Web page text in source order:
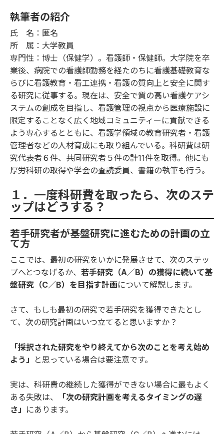
執筆者の紹介
氏 名：匿名
所 属：大学教員
専門性：博士（保健学）。看護師・保健師。大学院を卒
業後、病院での看護師勤務を経たのちに看護基礎教育な
らびに看護教育・看工連携・看護の質向上と安全に関す
る研究に従事する。現在は、安全で質の高い看護ケアシ
ステムの創成を目指し、看護管理の視点から医療施設に
限定することなく広く地域コミュニティーに貢献できる
よう専心するとともに、看護学領域の教育研究者・看護
管理者などの人材育成にも取り組んでいる。科研費は研
究代表者６件、共同研究者５件の計11件を取得。他にも
厚労科研の取得や学会の査読委員、書籍の執筆も行う。
１．一度科研費を取ったら、次のステ
ップはどうする？
若手研究者が基盤研究に進むための計画の立
て方
ここでは、最初の研究をいかに発展させて、次のステッ
プへとつなげるか、 若手研究（A／B）の獲得に続いて基
盤研究（C／B）を目指す計画について解説します。
さて、もしも最初の研究で若手研究を獲得できたとし
て、次の研究計画はいつ立てると思いますか？
「採択された研究をやり終えてから次のことを考え始め
よう」
と思っている場合は要注意です。
実は、科研費の継続した獲得ができない場合に最もよく
ある失敗は、
「次の研究計画を考えるタイミングの遅
さ」 にあります。